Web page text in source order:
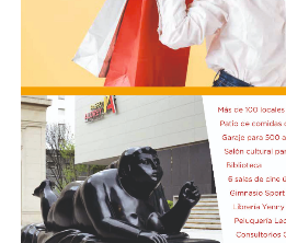
En tanto, el viernes 21 a las
Cerebro Mágico: construyendo
circuitos”, a cargo de María
taller práctico de arte, ciencia y
finalizar cada participante se
terminada. Es una actividad
materiales) destinada a niños a